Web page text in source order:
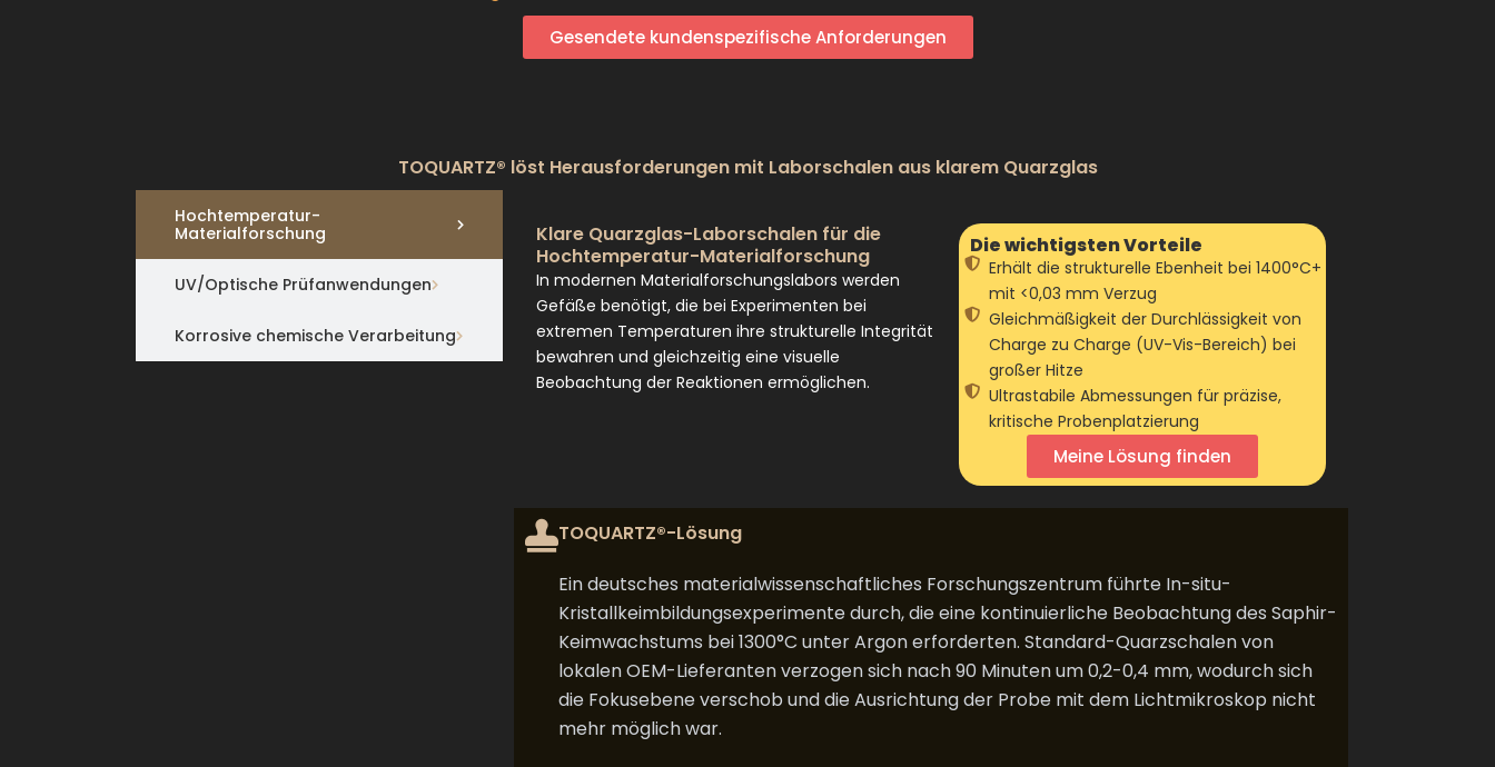
Gesendete kundenspezifische Anforderungen
TOQUARTZ® löst Herausforderungen mit Laborschalen aus klarem Quarzglas
Hochtemperatur-
Materialforschung
UV/Optische Prüfanwendungen
Korrosive chemische Verarbeitung
Klare Quarzglas-Laborschalen für die
Hochtemperatur-Materialforschung
In modernen Materialforschungslabors werden
Gefäße benötigt, die bei Experimenten bei
extremen Temperaturen ihre strukturelle Integrität
bewahren und gleichzeitig eine visuelle
Beobachtung der Reaktionen ermöglichen.
Die wichtigsten Vorteile
Erhält die strukturelle Ebenheit bei 1400°C+
mit <0,03 mm Verzug
Gleichmäßigkeit der Durchlässigkeit von
Charge zu Charge (UV-Vis-Bereich) bei
großer Hitze
Ultrastabile Abmessungen für präzise,
kritische Probenplatzierung
Meine Lösung finden
TOQUARTZ®-Lösung
Ein deutsches materialwissenschaftliches Forschungszentrum führte In-situ-
Kristallkeimbildungsexperimente durch, die eine kontinuierliche Beobachtung des Saphir-
Keimwachstums bei 1300°C unter Argon erforderten. Standard-Quarzschalen von
lokalen OEM-Lieferanten verzogen sich nach 90 Minuten um 0,2-0,4 mm, wodurch sich
die Fokusebene verschob und die Ausrichtung der Probe mit dem Lichtmikroskop nicht
mehr möglich war.